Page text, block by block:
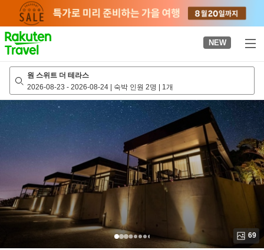
page
NEW
원 스위트 더 테라스
2026-08-23 - 2026-08-24 | 숙박 인원 2명 | 1개
69